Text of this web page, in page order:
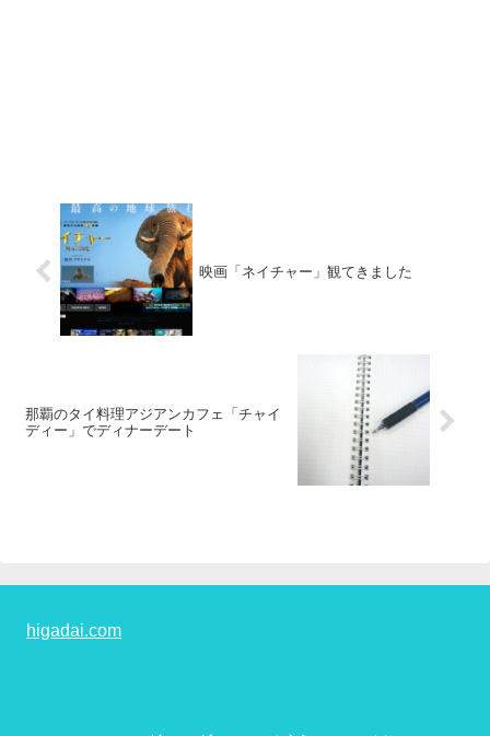
映画「ネイチャー」観てきました
那覇のタイ料理アジアンカフェ「チャイ
ディー」でディナーデート
higadai.com